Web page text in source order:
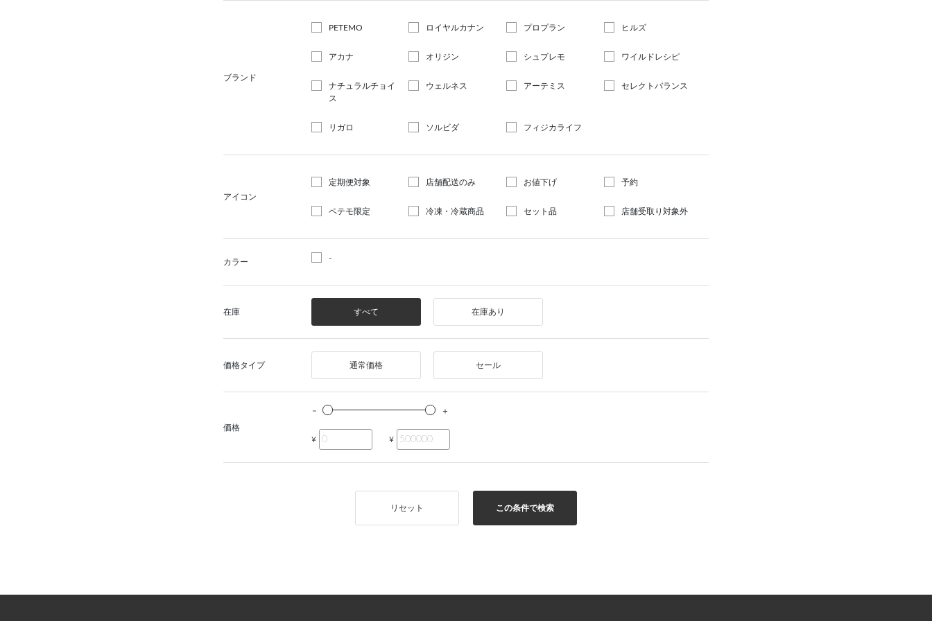
ブランド
PETEMO ロイヤルカナン プロプラン ヒルズ
アカナ オリジン シュプレモ ワイルドレシピ
ナチュラルチョイ
ス
ウェルネス アーテミス セレクトバランス
リガロ ソルビダ フィジカライフ
アイコン
定期便対象 店舗配送のみ お値下げ 予約
ペテモ限定 冷凍・冷蔵商品 セット品 店舗受取り対象外
カラー -
在庫 すべて 在庫あり
価格タイプ 通常価格 セール
価格
¥
¥
この条件で検索
リセット